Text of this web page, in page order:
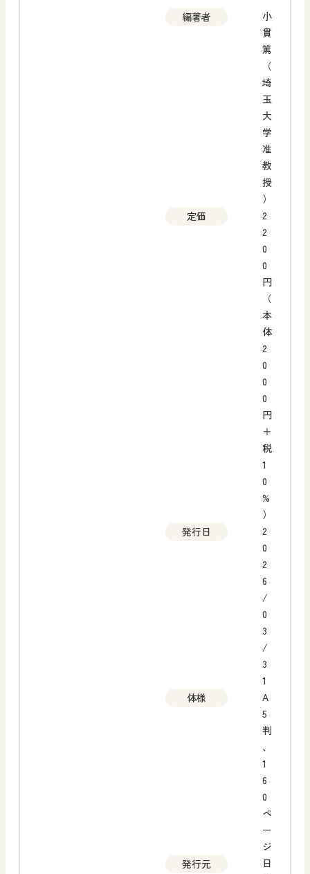
編著者
小
貫
篤
（
埼
玉
大
学
准
教
授
）
定価
2
2
0
0
円
（
本
体
2
0
0
0
円
＋
税
1
0
%
）
発行日
2
0
2
6
/
0
3
/
3
1
体様
A
5
判
、
1
6
0
ペ
ー
ジ
発行元
日